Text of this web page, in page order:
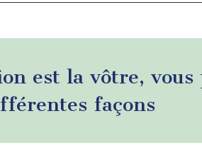
est la vôtre, vous
façons